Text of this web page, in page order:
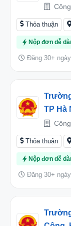
Hợp
Thỏa thuận
Nộp đơn dễ
Đăng 30+
TP Hà
Đồng
Thỏa thuận
Nộp đơn dễ
Đăng 30+